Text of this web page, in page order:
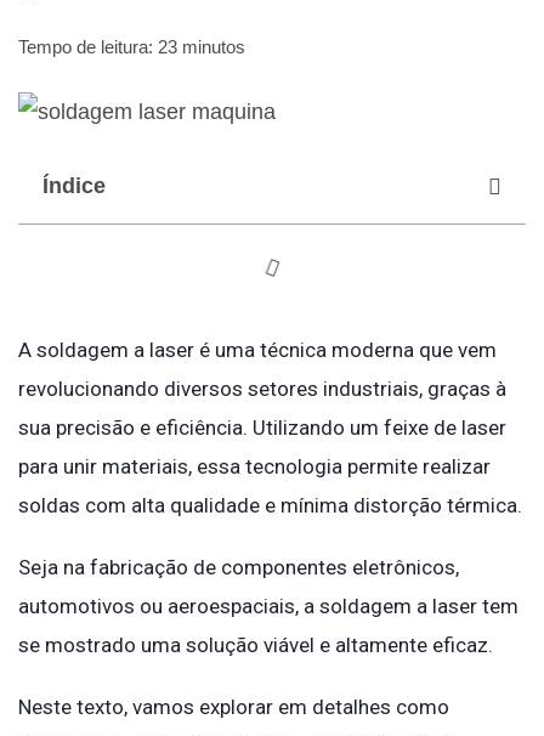
Tempo de leitura: 23 minutos
Índice
A soldagem a laser é uma técnica moderna que vem
revolucionando diversos setores industriais, graças à
sua precisão e eficiência. Utilizando um feixe de laser
para unir materiais, essa tecnologia permite realizar
soldas com alta qualidade e mínima distorção térmica.
Seja na fabricação de componentes eletrônicos,
automotivos ou aeroespaciais, a soldagem a laser tem
se mostrado uma solução viável e altamente eficaz.
Neste texto, vamos explorar em detalhes como